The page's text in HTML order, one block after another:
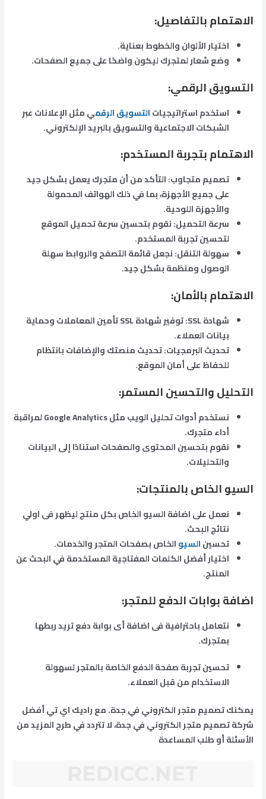
الاهتمام بالتفاصيل:
اختيار الألوان والخطوط بعناية.
وضع شعار لمتجرك ليكون واضحًا على جميع الصفحات.
التسويق الرقمي:
استخدم استراتيجياتالتسويق الرقمي مثل الإعلانات عبر
الشبكات الاجتماعية والتسويق بالبريد الإلكتروني.
الاهتمام بتجربة المستخدم:
تصميم متجاوب: التأكد من أن متجرك يعمل بشكل جيد
على جميع الأجهزة، بما في ذلك الهواتف المحمولة
والأجهزة اللوحية.
سرعة التحميل: نقوم بتحسين سرعة تحميل الموقع
لتحسين تجربة المستخدم.
سهولة التنقل: نجعل قائمة التصفح والروابط سهلة
الوصول ومنظمة بشكل جيد.
الاهتمام بالأمان:
شهادة SSL: توفير شهادة SSL تأمين المعاملات وحماية
بيانات العملاء.
تحديث البرمجيات: تحديث منصتك والإضافات بانتظام
للحفاظ على أمان الموقع.
التحليل والتحسين المستمر:
نستخدم أدوات تحليل الويب مثل Google Analytics لمراقبة
أداء متجرك.
نقوم بتحسين المحتوى والصفحات استنادًا إلى البيانات
والتحليلات.
السيو الخاص بالمنتجات:
نعمل على اضافة السيو الخاص بكل منتج ليظهر فى اولي
نتائج البحث.
تحسينالسيوالخاص بصفحات المتجر والخدمات.
اختيار أفضل الكلمات المفتاجية المستخدمة في البحث عن
المنتج.
اضافة بوابات الدفع للمتجر:
نتعامل باحترافية فى اضافة أى بوابة دفع تريد ربطها
بمتجرك.
تحسين تجربة صفحة الدفع الخاصة بالمتجر لسهولة
الاستخدام من قبل العملاء.
يمكنك تصميم متجر الكتروني في جدة. مع راديك اي تي أفضل
شركة تصميم متجر الكتروني في جدة، لا تتردد في طرح المزيد من
الأسئلة أو طلب المساعدة